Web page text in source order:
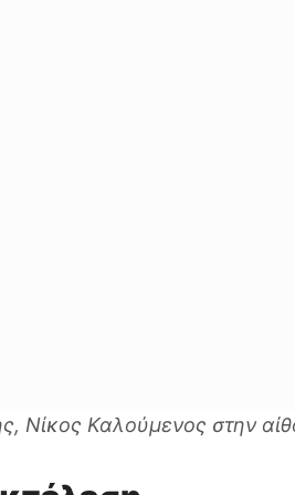
Νίκος Καλούμενος στην